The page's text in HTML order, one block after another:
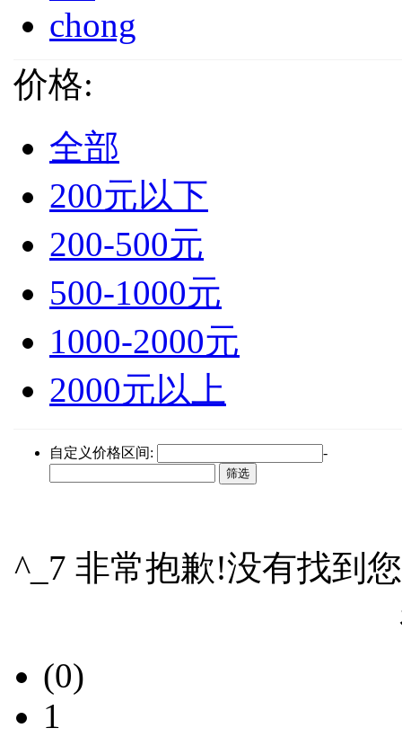
chong
价格:
全部
200元以下
200-500元
500-1000元
1000-2000元
2000元以上
自定义价格区间: -
^_7 非常抱歉!没有找到
(0)
1